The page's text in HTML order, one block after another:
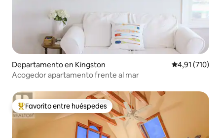
Departamento en Kingston Calificación
4,91 (710)
Acogedor apartamento frente al mar
Favorito entre los huéspedes más destacados
Favorito entre huéspedes